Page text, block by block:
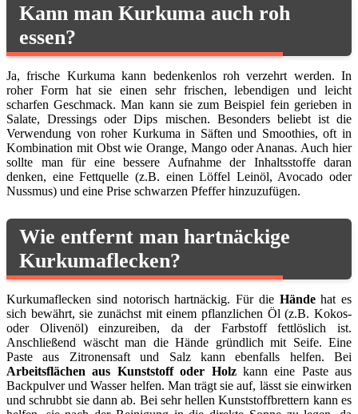
Kann man Kurkuma auch roh
essen?
Ja, frische Kurkuma kann bedenkenlos roh verzehrt werden. In
roher Form hat sie einen sehr frischen, lebendigen und leicht
scharfen Geschmack. Man kann sie zum Beispiel fein gerieben in
Salate, Dressings oder Dips mischen. Besonders beliebt ist die
Verwendung von roher Kurkuma in Säften und Smoothies, oft in
Kombination mit Obst wie Orange, Mango oder Ananas. Auch hier
sollte man für eine bessere Aufnahme der Inhaltsstoffe daran
denken, eine Fettquelle (z.B. einen Löffel Leinöl, Avocado oder
Nussmus) und eine Prise schwarzen Pfeffer hinzuzufügen.
Wie entfernt man hartnäckige
Kurkumaflecken?
Kurkumaflecken sind notorisch hartnäckig. Für die Händehat es
sich bewährt, sie zunächst mit einem pflanzlichen Öl (z.B. Kokos-
oder Olivenöl) einzureiben, da der Farbstoff fettlöslich ist.
Anschließend wäscht man die Hände gründlich mit Seife. Eine
Paste aus Zitronensaft und Salz kann ebenfalls helfen. Bei
Arbeitsflächen aus Kunststoff oder Holzkann eine Paste aus
Backpulver und Wasser helfen. Man trägt sie auf, lässt sie einwirken
und schrubbt sie dann ab. Bei sehr hellen Kunststoffbrettern kann es